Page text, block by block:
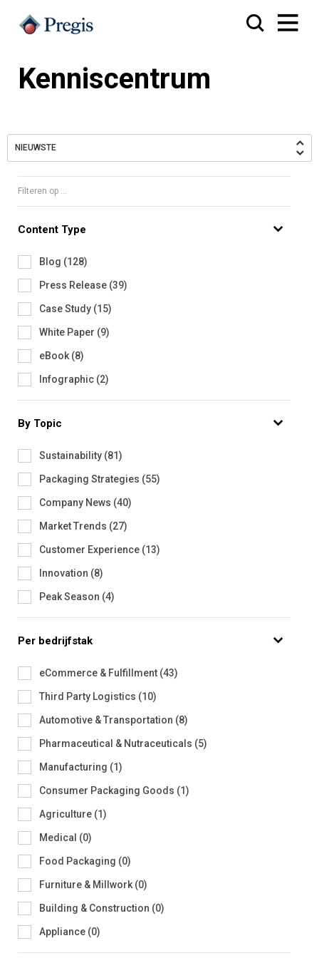
Kenniscentrum
NIEUWSTE
Filteren op ...
Content Type
Blog (128)
Press Release (39)
Case Study (15)
White Paper (9)
eBook(8)
Infographic (2)
By Topic
Sustainability (81)
Packaging Strategies (55)
Company News (40)
Market Trends (27)
Customer Experience (13)
Innovation (8)
Peak Season (4)
Per bedrijfstak
eCommerce & Fulfillment (43)
Third Party Logistics (10)
Automotive & Transportation (8)
Pharmaceutical & Nutraceuticals (5)
Manufacturing (1)
Consumer Packaging Goods (1)
Agriculture (1)
Medical (0)
Food Packaging (0)
Furniture & Millwork(0)
Building & Construction (0)
Appliance (0)